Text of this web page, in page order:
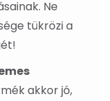
Ne
tükrözi a
akkor jó,